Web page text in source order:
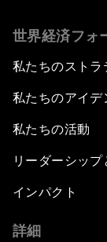
世界経済フォ
私たちのストラ
私たちのアイデ
私たちの活動
リーダーシッ
インパクト
詳細